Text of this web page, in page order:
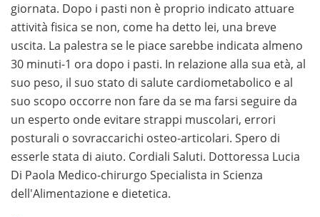
giornata. Dopo i pasti non è proprio indicato attuare
attività fisica se non, come ha detto lei, una breve
uscita. La palestra se le piace sarebbe indicata almeno
30 minuti-1 ora dopo i pasti. In relazione alla sua età, al
suo peso, il suo stato di salute cardiometabolico e al
suo scopo occorre non fare da se ma farsi seguire da
un esperto onde evitare strappi muscolari, errori
posturali o sovraccarichi osteo-articolari. Spero di
esserle stata di aiuto. Cordiali Saluti. Dottoressa Lucia
Di Paola Medico-chirurgo Specialista in Scienza
dell'Alimentazione e dietetica.